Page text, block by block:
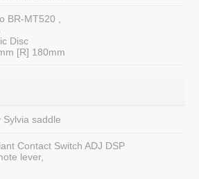
BR-MT520 ,
Disc
[R] 180mm
Sylvia saddle
Contact Switch ADJ DSP
lever,